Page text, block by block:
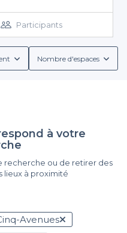
Participants
Nombre d'espaces
à votre
recherche ou de retirer des
lieux à proximité
Avenues